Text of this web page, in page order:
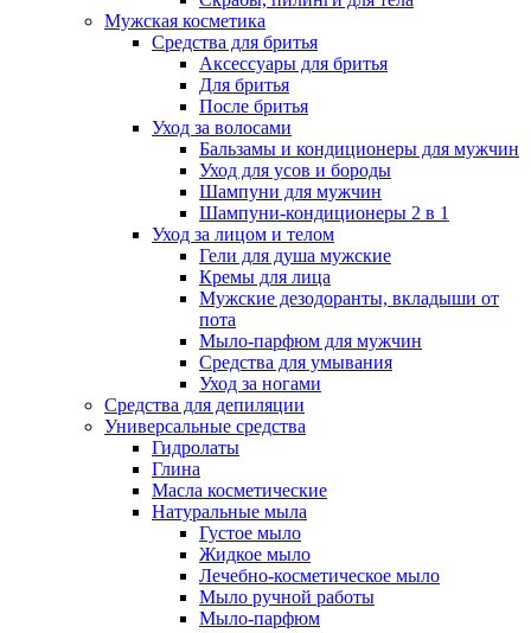
Мужская косметика
Средства для бритья
Аксессуары для бритья
Для бритья
После бритья
Уход за волосами
Бальзамы и кондиционеры для мужчин
Уход для усов и бороды
Шампуни для мужчин
Шампуни-кондиционеры 2 в 1
Уход за лицом и телом
Гели для душа мужские
Кремы для лица
Мужские дезодоранты, вкладыши от
пота
Мыло-парфюм для мужчин
Средства для умывания
Уход за ногами
Средства для депиляции
Универсальные средства
Гидролаты
Глина
Масла косметические
Натуральные мыла
Густое мыло
Жидкое мыло
Лечебно-косметическое мыло
Мыло ручной работы
Мыло-парфюм